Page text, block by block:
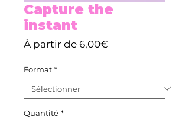
Capture the
instant
À partir de 6,00€
Format *
Quantité *